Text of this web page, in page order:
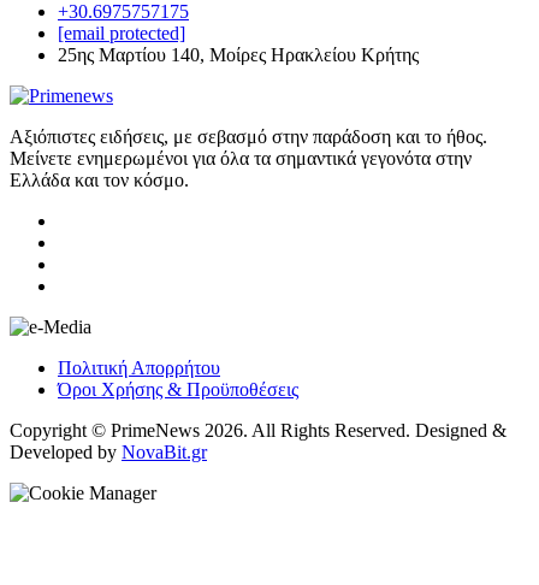
+30.6975757175
[email protected]
25ης Μαρτίου 140, Μοίρες Ηρακλείου Κρήτης
Αξιόπιστες ειδήσεις, με σεβασμό στην παράδοση και το ήθος.
Μείνετε ενημερωμένοι για όλα τα σημαντικά γεγονότα στην
Ελλάδα και τον κόσμο.
Πολιτική Απορρήτου
Όροι Χρήσης & Προϋποθέσεις
Copyright © PrimeNews 2026. All Rights Reserved. Designed &
Developed by NovaBit.gr